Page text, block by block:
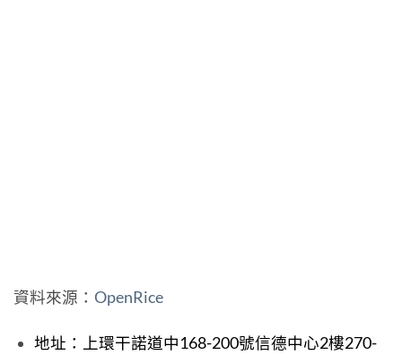
資料來源： OpenRice
地址： 上環干諾道中168-200號信德中心2樓270-